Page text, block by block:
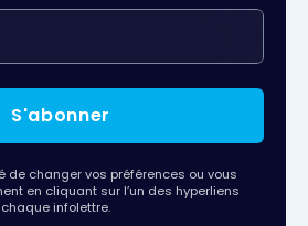
S'abonner
de changer vos préférences ou vous
en cliquant sur l’un des hyperliens
infolettre.